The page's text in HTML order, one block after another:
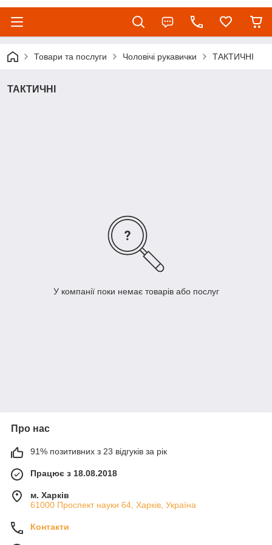
Товари та послуги Чоловічі рукавички ТАКТИЧНІ
ТАКТИЧНІ
У компанії поки немає товарів або послуг
Про нас
91% позитивних з 23 відгуків за рік
Працює з 18.08.2018
м. Харків
61000 Проспект науки 64, Харків, Україна
Контакти